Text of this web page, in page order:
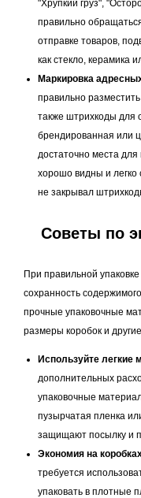
"Хрупкий груз",
правильно
отправке товаров,
как стекло, керамика
Маркировка
правильно
также штрихкоды для
брендированная или
достаточно места
хорошо видны и легко
не закрывал
Советы по
При правильной
сохранность
прочные упаковочные
размеры коробок и
Используйте легкие
дополнительных
упаковочные
пузырчатая пленка
защищают посылку и
Экономия на
требуется
упаковать в плотные